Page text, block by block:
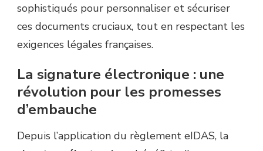
sophistiqués pour personnaliser et sécuriser
ces documents cruciaux, tout en respectant les
exigences légales françaises.
La signature électronique : une
révolution pour les promesses
d’embauche
Depuis l’application du règlement eIDAS, la